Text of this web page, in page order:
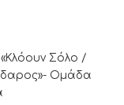
Σόλο /
Ομάδα